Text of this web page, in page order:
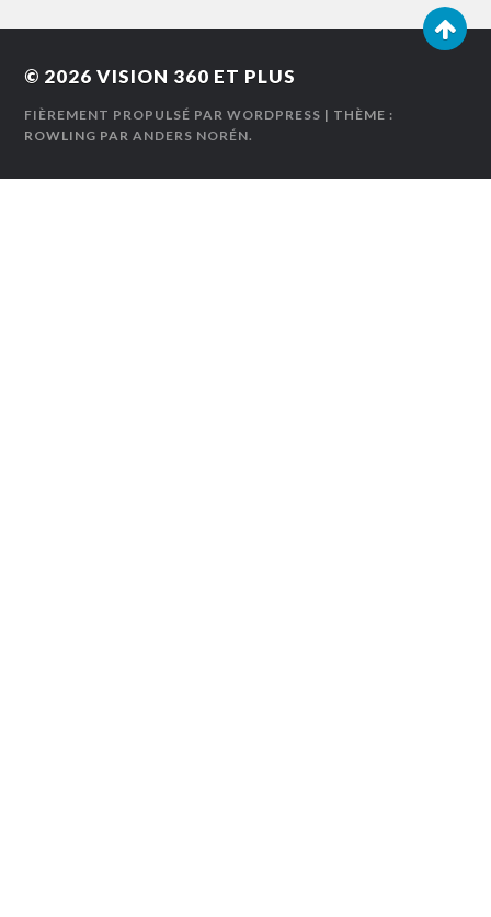
© 2026VISION 360 ET PLUS
FIÈREMENT PROPULSÉ PAR WORDPRESS | THÈME :
ROWLING PARANDERS NORÉN.